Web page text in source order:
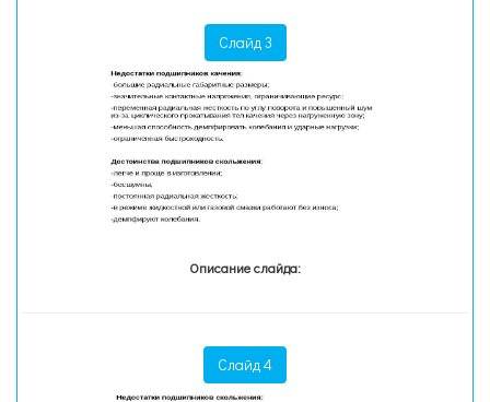
Слайд 3
Описание слайда:
Слайд 4